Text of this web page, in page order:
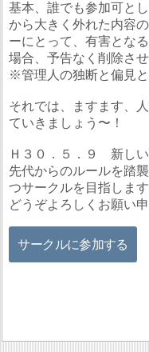
基本、誰でも参加可と
から大きく外れた内容
ーにとって、有害とな
場合、予告なく削除さ
※管理人の独断と偏見と
それでは、ますます、
ていきましょう〜！
Ｈ３０．５．９ 新しい
先代からのルールを踏
つサークルを目指します
どうぞよろしくお願い
サークルに参加する